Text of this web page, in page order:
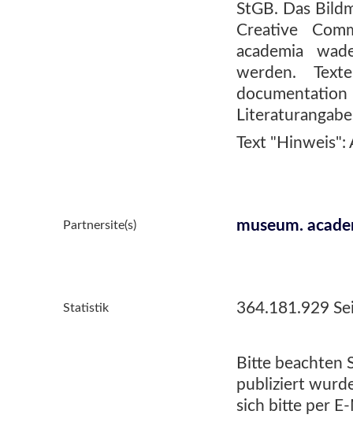
StGB. Das
Creative
academia
werden.
Text "Hinweis":
Partnersite(s) museum.
Statistik 364.181.929
Bitte beachten
publiziert
sich bitte per